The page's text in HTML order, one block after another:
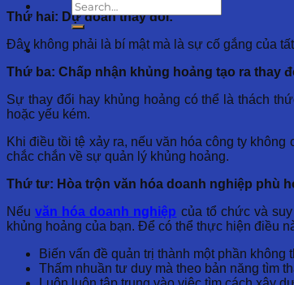
Thứ hai: Dự đoán thay đổi:
Đây không phải là bí mật mà là sự cố gắng của
Thứ ba: Chấp nhận khủng hoảng tạo ra thay
Sự thay đổi hay khủng hoảng có thể là thách
hoặc yếu kém.
Khi điều tồi tệ xảy ra, nếu văn hóa công ty
chắc chắn về sự quản lý khủng hoảng.
Thứ tư: Hòa trộn văn hóa doanh nghiệp phù
Nếuvăn hóa doanh nghiệp của tổ chức và
khủng hoảng của bạn. Để có thể thực hiện điều
Biến vấn đề quản trị thành một phần
Thấm nhuần tư duy mà theo bản năng tìm